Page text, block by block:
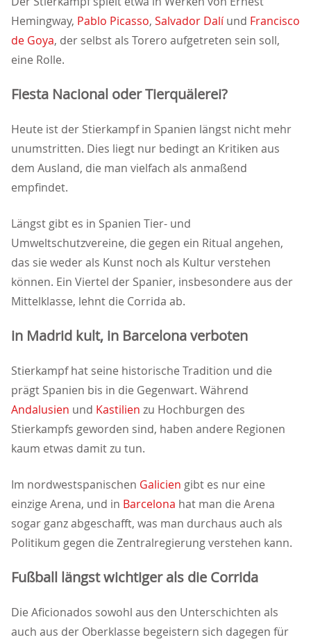
Hemingway, Pablo Picasso, Salvador Dalíund Francisco
de Goya, der selbst als Torero aufgetreten sein soll,
eine Rolle.
Fiesta Nacional oder Tierquälerei?
Heute ist der Stierkampf in Spanien längst nicht mehr
unumstritten. Dies liegt nur bedingt an Kritiken aus
dem Ausland, die man vielfach als anmaßend
empfindet.
Längst gibt es in Spanien Tier- und
Umweltschutzvereine, die gegen ein Ritual angehen,
das sie weder als Kunst noch als Kultur verstehen
können. Ein Viertel der Spanier, insbesondere aus der
Mittelklasse, lehnt die Corrida ab.
in Madrid kult, in Barcelona verboten
Stierkampf hat seine historische Tradition und die
prägt Spanien bis in die Gegenwart. Während
Andalusien und Kastilien zu Hochburgen des
Stierkampfs geworden sind, haben andere Regionen
kaum etwas damit zu tun.
Im nordwestspanischen Galicien gibt es nur eine
einzige Arena, und in Barcelona hat man die Arena
sogar ganz abgeschafft, was man durchaus auch als
Politikum gegen die Zentralregierung verstehen kann.
Fußball längst wichtiger als die Corrida
Die Aficionados sowohl aus den Unterschichten als
auch aus der Oberklasse begeistern sich dagegen für